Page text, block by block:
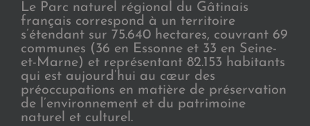
Le Parc naturel régional du Gâtinais
français correspond à un territoire
s’étendant sur 75.640 hectares, couvrant 69
communes (36 en Essonne et 33 en Seine-
et-Marne) et représentant 82.153 habitants
qui est aujourd’hui au cœur des
préoccupations en matière de préservation
de l’environnement et du patrimoine
naturel et culturel.